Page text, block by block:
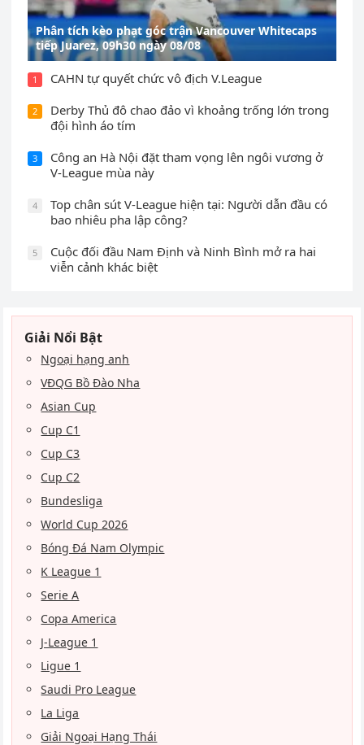
Phân tích kèo phạt góc trận Vancouver Whitecaps
tiếp Juarez, 09h30 ngày 08/08
1 CAHN tự quyết chức vô địch V.League
2
Derby Thủ đô chao đảo vì khoảng trống lớn trong
đội hình áo tím
3
Công an Hà Nội đặt tham vọng lên ngôi vương ở
V-League mùa này
4
Top chân sút V-League hiện tại: Người dẫn đầu có
bao nhiêu pha lập công?
5
Cuộc đối đầu Nam Định và Ninh Bình mở ra hai
viễn cảnh khác biệt
Giải Nổi Bật
Ngoại hạng anh
VĐQG Bồ Đào Nha
Asian Cup
Cup C1
Cup C3
Cup C2
Bundesliga
World Cup 2026
Bóng Đá Nam Olympic
K League 1
Serie A
Copa America
J-League 1
Ligue 1
Saudi Pro League
La Liga
Giải Ngoại Hạng Thái